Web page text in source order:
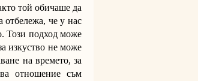
той обичаше да
отбележа, че у нас
Този подход може
изкуство не може
на времето, за
отношение съм